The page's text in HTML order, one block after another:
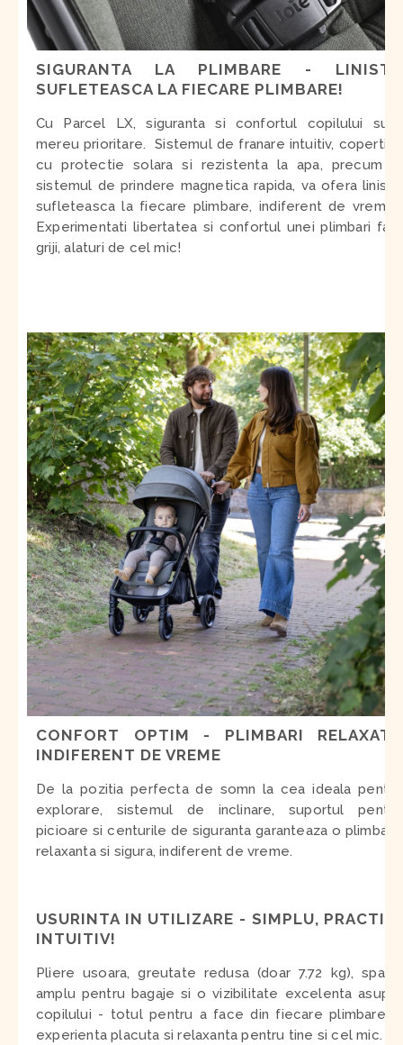
SIGURANTA LA PLIMBARE - LINISTE
SUFLETEASCA LA FIECARE PLIMBARE!
Cu Parcel LX, siguranta si confortul copilului sunt
mereu prioritare. Sistemul de franare intuitiv, copertina
cu protectie solara si rezistenta la apa, precum si
sistemul de prindere magnetica rapida, va ofera liniste
sufleteasca la fiecare plimbare, indiferent de vreme.
Experimentati libertatea si confortul unei plimbari fara
griji, alaturi de cel mic!
CONFORT OPTIM - PLIMBARI RELAXATE
INDIFERENT DE VREME
De la pozitia perfecta de somn la cea ideala pentru
explorare, sistemul de inclinare, suportul pentru
picioare si centurile de siguranta garanteaza o plimbare
relaxanta si sigura, indiferent de vreme.
USURINTA IN UTILIZARE - SIMPLU, PRACTIC,
INTUITIV!
Pliere usoara, greutate redusa (doar 7.72 kg), spatiu
amplu pentru bagaje si o vizibilitate excelenta asupra
copilului - totul pentru a face din fiecare plimbare o
experienta placuta si relaxanta pentru tine si cel mic.